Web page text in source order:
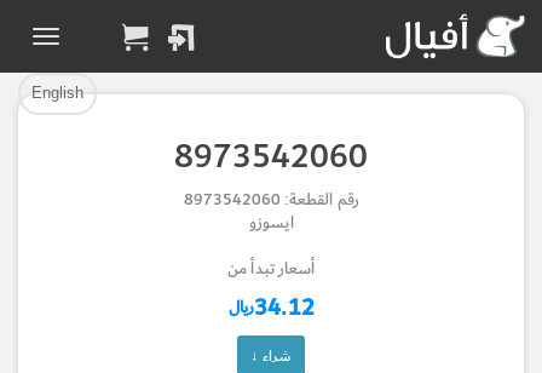
English
8973542060
رقم القطعة: 8973542060
ايسوزو
أسعار تبدأ من
34.12ريال
شراء ↓
تم إضافة القطعة بنجاح.
الرجوع لصفحة البحث
Part Successfully
Selected
Return to Search Page
تم إضافة القطعة للسلة بنجاح.
إتمام عملية الشراء
Part Added to Cart
Checkout